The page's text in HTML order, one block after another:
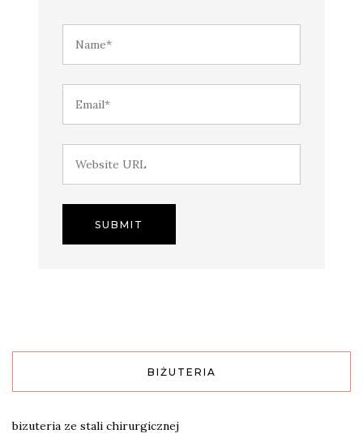
BIŻUTERIA
bizuteria ze stali chirurgicznej